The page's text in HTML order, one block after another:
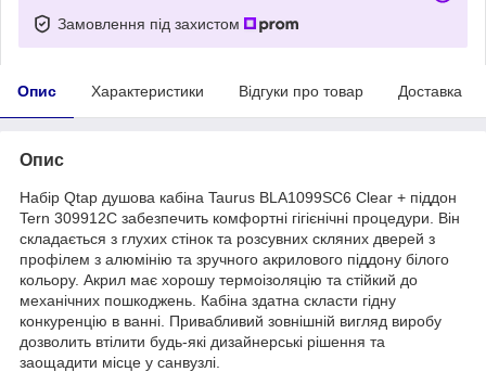
Замовлення під захистом
Опис Характеристики Відгуки про товар Доставка
Опис
Набір Qtap душова кабіна Taurus BLA1099SC6 Clear + піддон
Tern 309912C забезпечить комфортні гігієнічні процедури. Він
складається з глухих стінок та розсувних скляних дверей з
профілем з алюмінію та зручного акрилового піддону білого
кольору. Акрил має хорошу термоізоляцію та стійкий до
механічних пошкоджень. Кабіна здатна скласти гідну
конкуренцію в ванні. Привабливий зовнішній вигляд виробу
дозволить втілити будь-які дизайнерські рішення та
заощадити місце у санвузлі.